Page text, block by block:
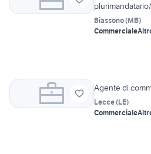
Biassono(MB)
Commerciale
Agente di
Lecce(LE)
Commerciale